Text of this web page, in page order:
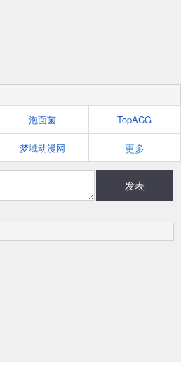
泡面菌 TopACG
梦域动漫网 更多
发表